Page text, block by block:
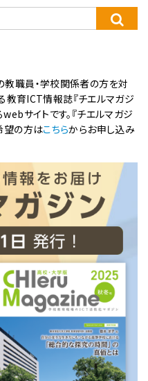
教職員・学校関係者の方を対
教育ICT情報誌『チエルマガジ
サイトです。『チエルマガジ
望の方はこちらからお申し込み